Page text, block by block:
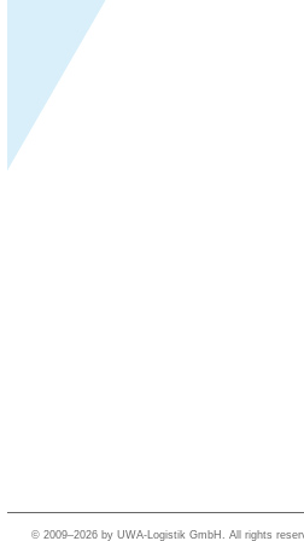
© 2009–2026 by UWA-Logistik GmbH. All rights